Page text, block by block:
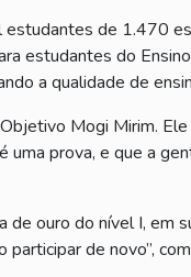
estudantes de 1.470
estudantes do Ensino
a qualidade de
Mogi Mirim.
uma prova, e que a
de ouro do nível I, em
de novo”,